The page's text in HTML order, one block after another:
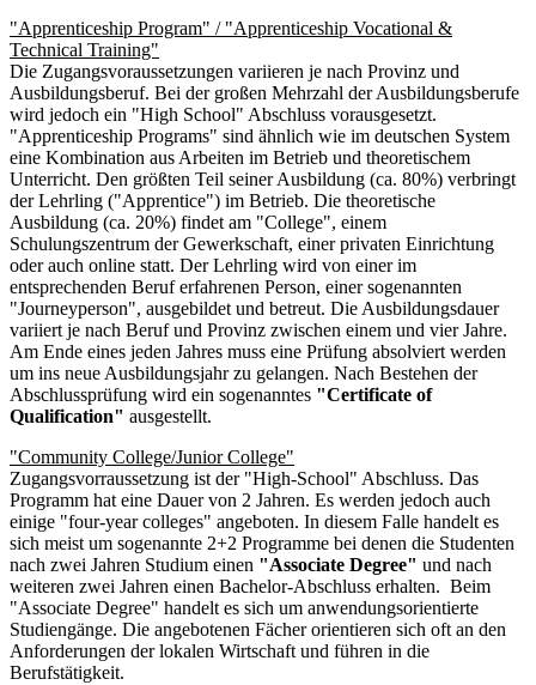
"Apprenticeship Program" / "Apprenticeship Vocational &
Technical Training"
Die Zugangsvoraussetzungen variieren je nach Provinz und
Ausbildungsberuf. Bei der großen Mehrzahl der Ausbildungsberufe
wird jedoch ein "High School" Abschluss vorausgesetzt.
"Apprenticeship Programs" sind ähnlich wie im deutschen System
eine Kombination aus Arbeiten im Betrieb und theoretischem
Unterricht. Den größten Teil seiner Ausbildung (ca. 80%) verbringt
der Lehrling ("Apprentice") im Betrieb. Die theoretische
Ausbildung (ca. 20%) findet am "College", einem
Schulungszentrum der Gewerkschaft, einer privaten Einrichtung
oder auch online statt. Der Lehrling wird von einer im
entsprechenden Beruf erfahrenen Person, einer sogenannten
"Journeyperson", ausgebildet und betreut. Die Ausbildungsdauer
variiert je nach Beruf und Provinz zwischen einem und vier Jahre.
Am Ende eines jeden Jahres muss eine Prüfung absolviert werden
um ins neue Ausbildungsjahr zu gelangen. Nach Bestehen der
Abschlussprüfung wird ein sogenanntes "Certificate of
Qualification" ausgestellt.
"Community College/Junior College"
Zugangsvorraussetzung ist der "High-School" Abschluss. Das
Programm hat eine Dauer von 2 Jahren. Es werden jedoch auch
einige "four-year colleges" angeboten. In diesem Falle handelt es
sich meist um sogenannte 2+2 Programme bei denen die Studenten
nach zwei Jahren Studium einen "Associate Degree" und nach
weiteren zwei Jahren einen Bachelor-Abschluss erhalten. Beim
"Associate Degree" handelt es sich um anwendungsorientierte
Studiengänge. Die angebotenen Fächer orientieren sich oft an den
Anforderungen der lokalen Wirtschaft und führen in die
Berufstätigkeit.